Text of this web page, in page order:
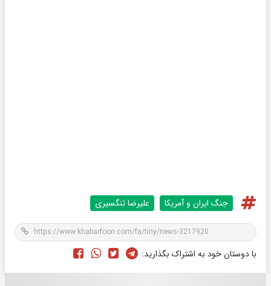
جنگ ایران و آمریکا علیرضا تنگسیری
با دوستان خود به اشتراک بگذارید: